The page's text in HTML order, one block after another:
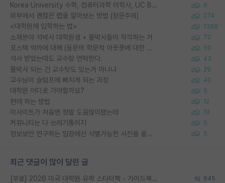
Korea University 수학, 컴퓨터과학 이학사, UC Berkeley 산업공학 대학원 공학박사가 되는 것은 쉽지 않겠죠? 9
외부에서 괜찮은 랩을 알아보는 방법 (장문주의) 274
<대학원에 입학하는 법> 1388
소재분야 석박사 대학원생 + 물박사들이 착각하는 거 72
포스텍 억까에 대해 (동문의 학문적 아웃풋에 대한 반박) 50
석사 받았는데도 교수랑 연락한다. 43
물박사 되는 건 교수탓도 있는거 아니냐 29
교수님이 슬럼프에 빠지게 되는 과정 40
대학원 어디로 가야할까요? 5
편애 하는 방법 12
이사이트가 처음엔 정말 도움많이됐는데 13
커뮤니티는 다 쓰레기통이지 5
정보보안 연구하는 입장에선 식별가능한 사진을 올리는건 비추이긴함 5
최근 댓글이 많이 달린 글
[무료] 2026 미국 대학원 유학 스타터팩 - 가이드북 & 합격자 컨택메일 템플릿 645